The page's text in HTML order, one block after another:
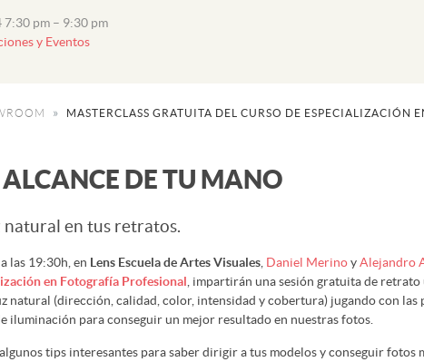
7:30 pm – 9:30 pm
y Eventos
MASTERCLASS GRATUITA DEL CURSO DE ESPECIALIZACIÓN
ALCANCE DE TU MANO
natural en tus retratos.
las 19:30h, en Lens Escuela de Artes Visuales Daniel MerinoyAlejandro
en Fotografía Profesional , impartirán una sesión gratuita de
natural (dirección, calidad, color, intensidad y cobertura) jugando con las
iluminación para conseguir un mejor resultado en nuestras fotos.
tips interesantes para saber dirigir a tus modelos y conseguir fotos